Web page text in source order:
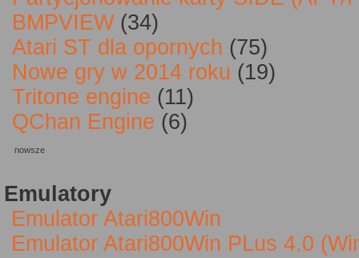
BMPVIEW(34)
Atari ST dla opornych (75)
Nowe gry w 2014 roku (19)
Tritone engine (11)
QChan Engine (6)
nowsze
Emulatory
Emulator Atari800Win
Emulator Atari800Win PLus 4.0